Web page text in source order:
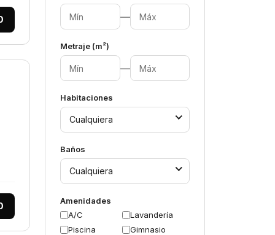
—
Metraje (m²)
—
Habitaciones
Cualquiera
Baños
Cualquiera
Amenidades
A/C
Lavandería
Piscina
Gimnasio